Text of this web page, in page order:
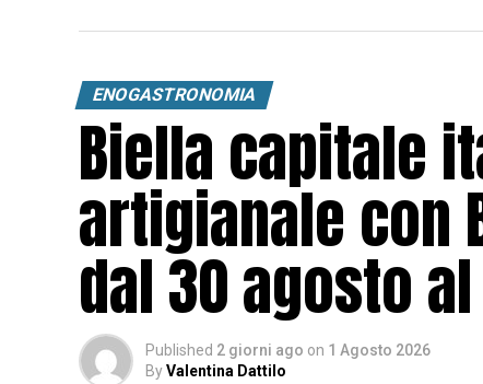
ENOGASTRONOMIA
Biella capitale
artigianale con
dal 30 agosto
Published 2 giorni ago on 1 Agosto 2026
ByValentina Dattilo